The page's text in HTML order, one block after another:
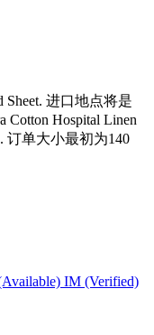
Sheet. 进口地点将是
Cotton Hospital Linen
订单大小最初为140
IM (Verified)